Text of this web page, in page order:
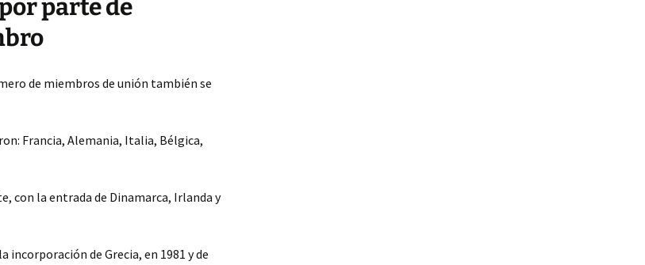
parte de
de miembros de unión también se
Francia, Alemania, Italia, Bélgica,
con la entrada de Dinamarca, Irlanda y
incorporación de Grecia, en 1981 y de